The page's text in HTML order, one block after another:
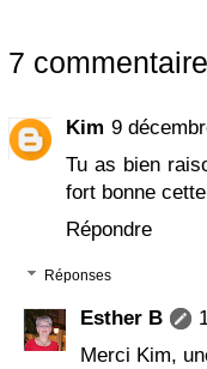
7
Kim 9
Tu as bien
fort bonne
Répondre
Réponses
Esther B
Merci Kim,